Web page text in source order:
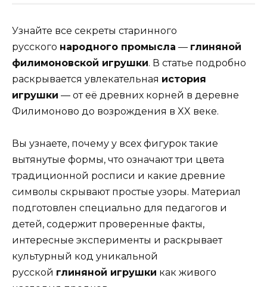
Узнайте все секреты старинного
русского народного промысла — глиняной
филимоновской игрушки. В статье подробно
раскрывается увлекательная история
игрушки — от её древних корней в деревне
Филимоново до возрождения в XX веке.
Вы узнаете, почему у всех фигурок такие
вытянутые формы, что означают три цвета
традиционной росписи и какие древние
символы скрывают простые узоры. Материал
подготовлен специально для педагогов и
детей, содержит проверенные факты,
интересные эксперименты и раскрывает
культурный код уникальной
русской глиняной игрушки как живого